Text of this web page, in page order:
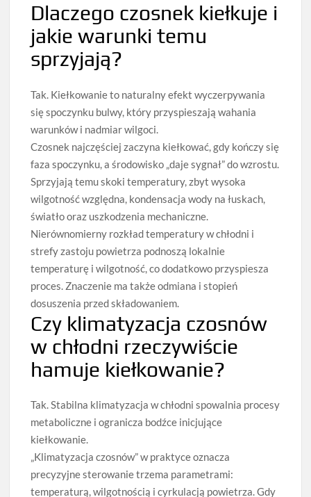
Dlaczego czosnek kiełkuje i
jakie warunki temu
sprzyjają?
Tak. Kiełkowanie to naturalny efekt wyczerpywania
się spoczynku bulwy, który przyspieszają wahania
warunków i nadmiar wilgoci.
Czosnek najczęściej zaczyna kiełkować, gdy kończy się
faza spoczynku, a środowisko „daje sygnał” do wzrostu.
Sprzyjają temu skoki temperatury, zbyt wysoka
wilgotność względna, kondensacja wody na łuskach,
światło oraz uszkodzenia mechaniczne.
Nierównomierny rozkład temperatury w chłodni i
strefy zastoju powietrza podnoszą lokalnie
temperaturę i wilgotność, co dodatkowo przyspiesza
proces. Znaczenie ma także odmiana i stopień
dosuszenia przed składowaniem.
Czy klimatyzacja czosnów
w chłodni rzeczywiście
hamuje kiełkowanie?
Tak. Stabilna klimatyzacja w chłodni spowalnia procesy
metaboliczne i ogranicza bodźce inicjujące
kiełkowanie.
„Klimatyzacja czosnów” w praktyce oznacza
precyzyjne sterowanie trzema parametrami:
temperaturą, wilgotnością i cyrkulacją powietrza. Gdy